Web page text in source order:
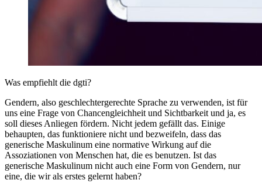
Was empfiehlt die dgti?
Gendern, also geschlechtergerechte Sprache zu verwenden, ist für
uns eine Frage von Chancengleichheit und Sichtbarkeit und ja, es
soll dieses Anliegen fördern. Nicht jedem gefällt das. Einige
behaupten, das funktioniere nicht und bezweifeln, dass das
generische Maskulinum eine normative Wirkung auf die
Assoziationen von Menschen hat, die es benutzen. Ist das
generische Maskulinum nicht auch eine Form von Gendern, nur
eine, die wir als erstes gelernt haben?